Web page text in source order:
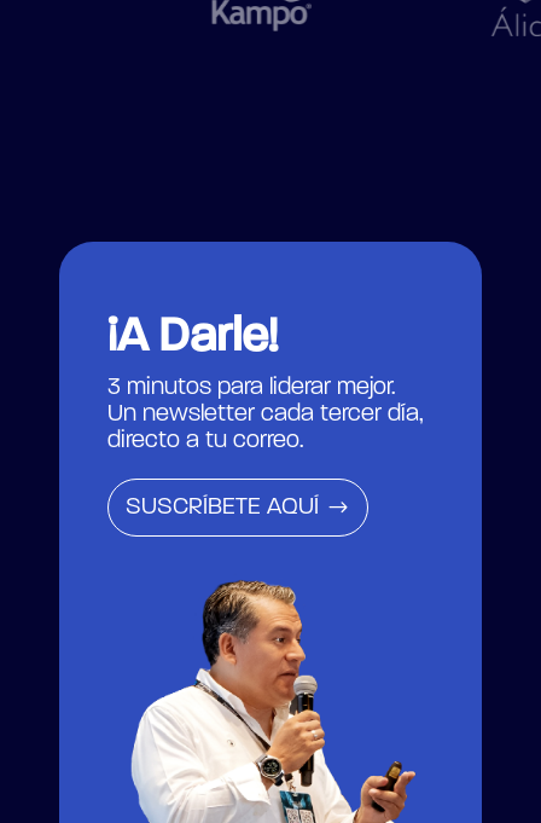
¡A Darle!
3 minutos para liderar mejor.
Un newsletter cada tercer día,
directo a tu correo.
SUSCRÍBETE AQUÍ